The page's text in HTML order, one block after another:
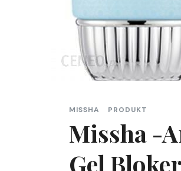
MISSHA PRODUKT
Missha -
Gel